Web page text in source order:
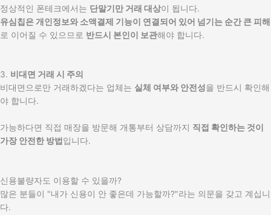
정상적인 폰테크에서는 단말기만 거래 대상이 됩니다.
유심칩은 개인정보와 소액결제 기능이 연결되어 있어 넘기는 순간 큰 피해
로 이어질 수 있으므로 반드시 본인이 보관해야 합니다.
3. 비대면 거래 시 주의
비대면으로만 거래하겠다는 업체는 실체 여부와 안전성을 반드시 확인해
야 합니다.
가능하다면 직접 매장을 방문해 개통부터 상담까지 직접 확인하는 것이
가장 안전한 방법 입니다.
신용불량자도 이용할 수 있을까?
많은 분들이 "내가 신용이 안 좋은데 가능할까?"라는 의문을 갖고 계십니
다.